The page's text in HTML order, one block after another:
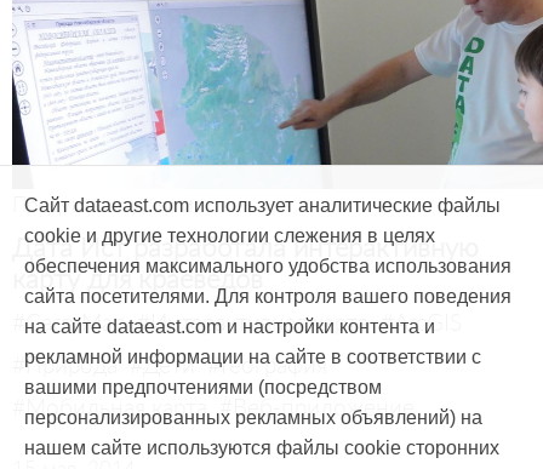
Продукты и услуги
Дата Ист разработала интерактивную
карту для краеведов
#CarryMap #Интерактивная карта #ArcGIS
#Природа #Дети #География
#Мобильная карта #Веб-приложение
Сайт dataeast.com использует аналитические файлы
cookie и другие технологии слежения в целях
обеспечения максимального удобства использования
сайта посетителями. Для контроля вашего поведения
на сайте dataeast.com и настройки контента и
рекламной информации на сайте в соответствии с
вашими предпочтениями (посредством
персонализированных рекламных объявлений) на
нашем сайте используются файлы cookie сторонних